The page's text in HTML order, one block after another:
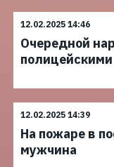
12.02.2025 14:46
Очередной
12.02.2025 14:39
На пожаре в
мужчина